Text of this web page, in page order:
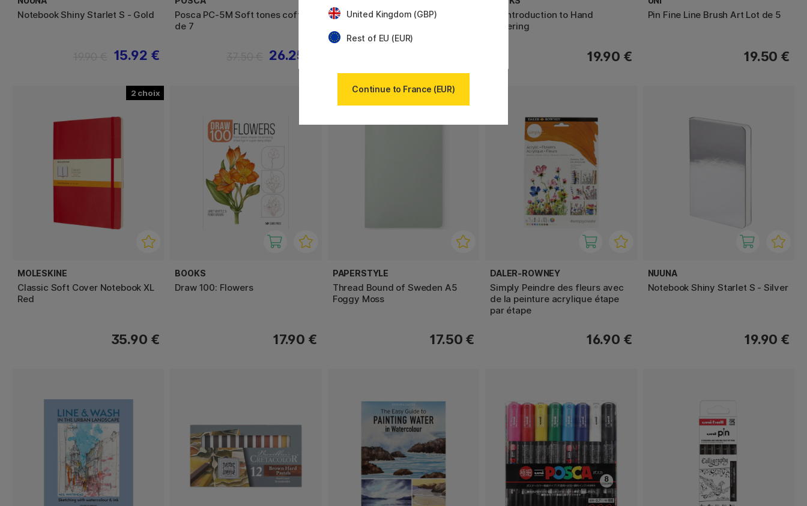
Notebook Shiny Starlet S - Gold
15.92 €
Posca PC-5M Soft tones coffret
de 7
26.25 €
Posca PC-5M Standard tones
An Introduction to Hand
Lettering
19.90 €
Pin Fine Line Brush Art Lot de 5
19.50 €
2
MOLESKINE
Classic Soft Cover Notebook XL
Red
35.90 €
BOOKS
Draw 100: Flowers
17.90 €
2
PAPERSTYLE
Thread Bound of Sweden A5
Foggy Moss
17.50 €
DALER-ROWNEY
Simply Peindre des fleurs avec
de la peinture acrylique étape
par étape
16.90 €
NUUNA
Notebook Shiny Starlet S - Silver
19.90 €
United Kingdom (GBP)
Rest of EU (EUR)
Continue to France (EUR)